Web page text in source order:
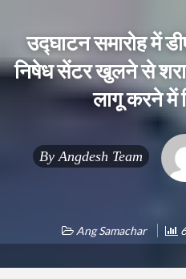
उद्घाटन समारोह में
निषेध सेंटर खुलने से
लागू करने में
By Angdesh Team
Ang Samachar